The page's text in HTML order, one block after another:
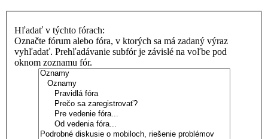
Hľadať v týchto fórach:
Označte fórum alebo fóra, v ktorých sa má zadaný výraz
vyhľadať. Prehľadávanie subfór je závislé na voľbe pod
oknom zoznamu fór.